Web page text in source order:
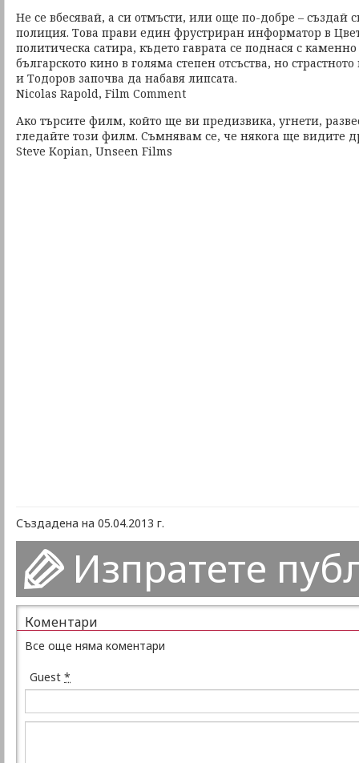
Не се вбесявай, а си отмъсти, или още по-добре – създай
полиция. Това прави един фрустриран информатор в
политическа сатира, където гаврата се поднася с
българското кино в голяма степен отсъства, но
и Тодоров започва да набавя липсата.
Nicolas Rapold, Film Comment
Ако търсите филм, който ще ви предизвика, угнети,
гледайте този филм. Съмнявам се, че някога ще видите
Steve Kopian, Unseen Films
Създадена на 05.04.2013 г.
Изпратете
Коментари
Все още няма коментари
Guest *